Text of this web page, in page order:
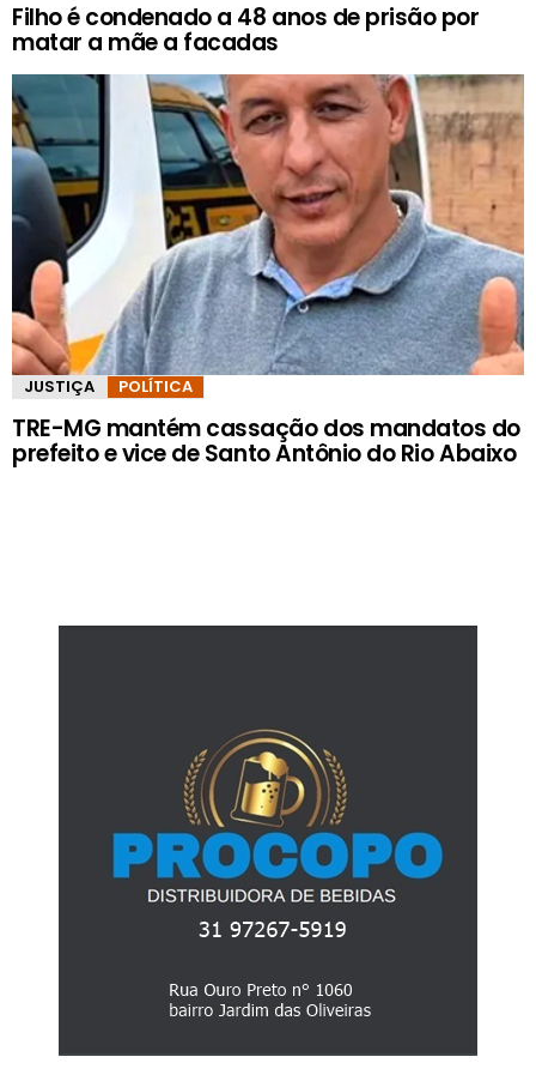
Filho é condenado a 48 anos de prisão por
matar a mãe a facadas
JUSTIÇA POLÍTICA
TRE-MG mantém cassação dos mandatos do
prefeito e vice de Santo Antônio do Rio Abaixo